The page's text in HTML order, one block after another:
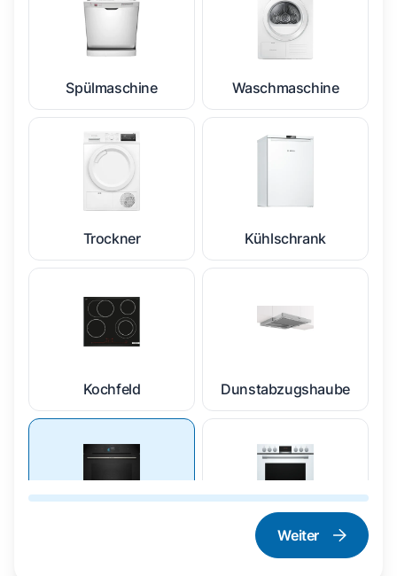
Spülmaschine Waschmaschine
Trockner Kühlschrank
Kochfeld Dunstabzugshaube
Herd und Backofen
Weiter